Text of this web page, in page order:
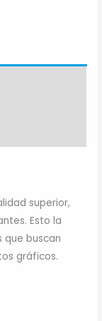
superior,
Esto la
que buscan
gráficos.